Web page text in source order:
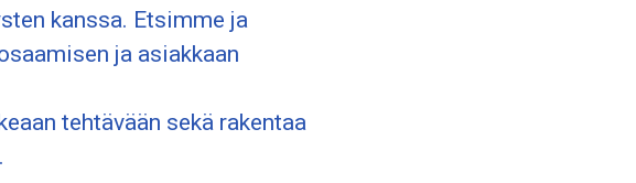
kanssa. Etsimme ja
ja asiakkaan
tehtävään sekä rakentaa